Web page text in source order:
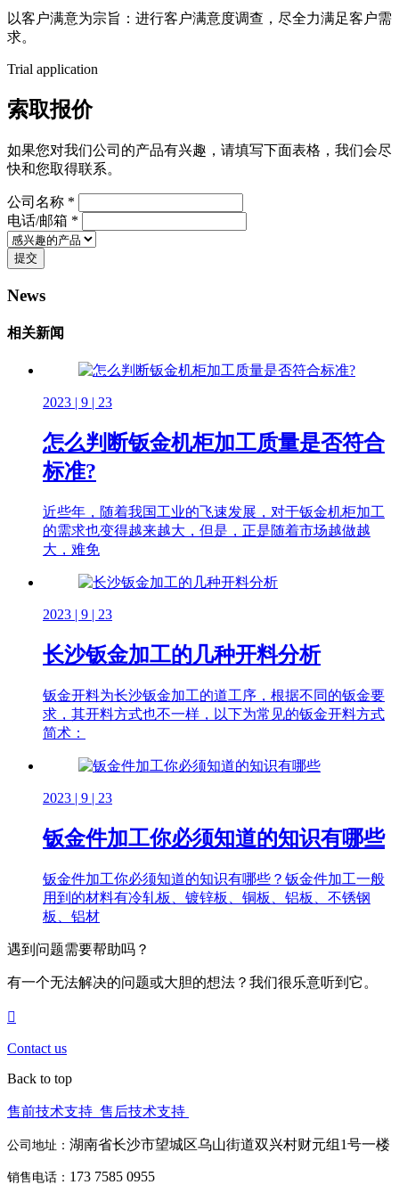
以客户满意为宗旨：进行客户满意度调查，尽全力满足客户需
求。
Trial application
索取报价
如果您对我们公司的产品有兴趣，请填写下面表格，我们会尽
快和您取得联系。
公司名称 *
电话/邮箱 *
提交
News
相关新闻
2023 | 9 | 23
怎么判断钣金机柜加工质量是否符合
标准?
近些年，随着我国工业的飞速发展，对于钣金机柜加工
的需求也变得越来越大，但是，正是随着市场越做越
大，难免
2023 | 9 | 23
长沙钣金加工的几种开料分析
钣金开料为长沙钣金加工的道工序，根据不同的钣金要
求，其开料方式也不一样，以下为常见的钣金开料方式
简术：
2023 | 9 | 23
钣金件加工你必须知道的知识有哪些
钣金件加工你必须知道的知识有哪些？钣金件加工一般
用到的材料有冷轧板、镀锌板、铜板、铝板、不锈钢
板、铝材
遇到问题需要帮助吗？
有一个无法解决的问题或大胆的想法？我们很乐意听到它。
Contact us
Back to top
售前技术支持 售后技术支持
公司地址： 湖南省长沙市望城区乌山街道双兴村财元组1号一楼
销售电话： 173 7585 0955